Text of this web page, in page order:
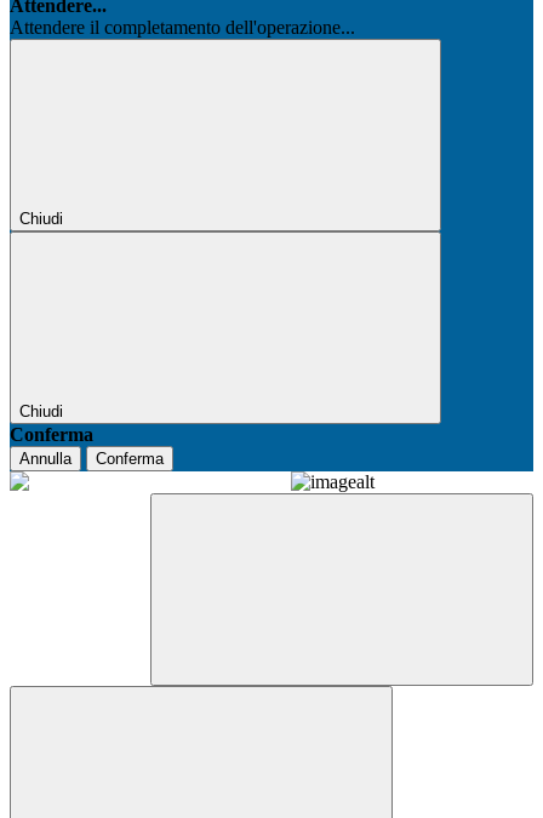
Attendere...
Attendere il completamento dell'operazione...
Chiudi
Chiudi
Conferma
Annulla Conferma